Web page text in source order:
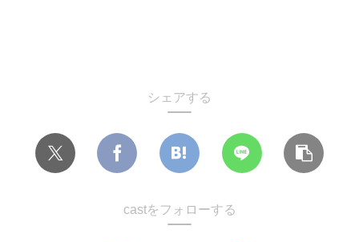
シェアする
castをフォローする